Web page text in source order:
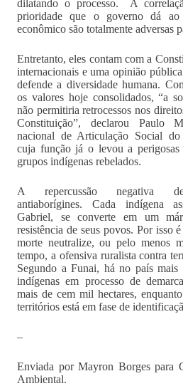
dilatando o processo. A
prioridade que o governo dá ao
econômico são totalmente adversas
Entretanto, eles contam com a
internacionais e uma opinião
defende a diversidade humana.
os valores hoje consolidados, “a
não permitiria retrocessos nos
Constituição”, declarou Paulo
nacional de Articulação Social do
cuja função já o levou a perigosas
grupos indígenas rebelados.
A repercussão negativa
antiaborígines. Cada indígena
Gabriel, se converte em um
resistência de seus povos. Por isso
morte neutralize, ou pelo menos
tempo, a ofensiva ruralista contra
Segundo a Funai, há no país
indígenas em processo de
mais de cem mil hectares,
territórios está em fase de
–
Enviada por Mayron Borges para
Ambiental.